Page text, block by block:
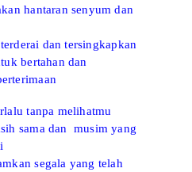
hantaran senyum dan
dan tersingkapkan
bertahan dan
tanpa melihatmu
sama dan musim yang
segala yang telah